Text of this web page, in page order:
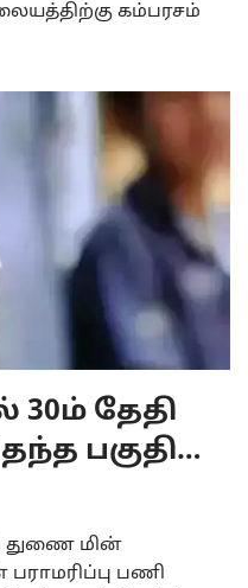
கம்பரசம்
30ம் தேதி
பகுதி…
துணை மின்
பணி